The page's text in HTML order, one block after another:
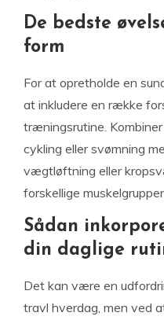
De bedste
form
For at opretholde en
at inkludere en række
træningsrutine.
cykling eller svømning
vægtløftning eller
forskellige
Sådan
din daglige
Det kan være en
travl hverdag, men ved